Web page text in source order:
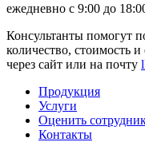
ежедневно с 9:00 до
Консультанты помогут
количество, стоимость
через сайт или на почту
Продукция
Услуги
Оценить
Контакты